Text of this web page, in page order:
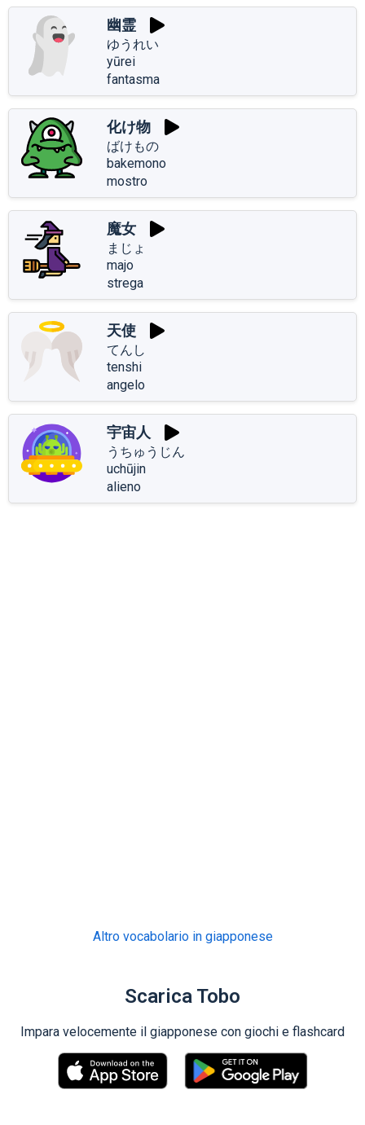
幽霊
ゆうれい
yūrei
fantasma
化け物
ばけもの
bakemono
mostro
魔女
まじょ
majo
strega
天使
てんし
tenshi
angelo
宇宙人
うちゅうじん
uchūjin
alieno
Altro vocabolario in giapponese
Scarica Tobo
Impara velocemente il giapponese con giochi e flashcard